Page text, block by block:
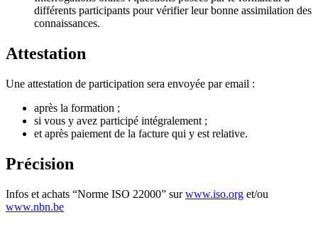
différents participants pour vérifier leur bonne assimilation des
connaissances.
Attestation
Une attestation de participation sera envoyée par email :
après la formation ;
si vous y avez participé intégralement ;
et après paiement de la facture qui y est relative.
Précision
Infos et achats “Norme ISO 22000” surwww.iso.org et/ou
www.nbn.be